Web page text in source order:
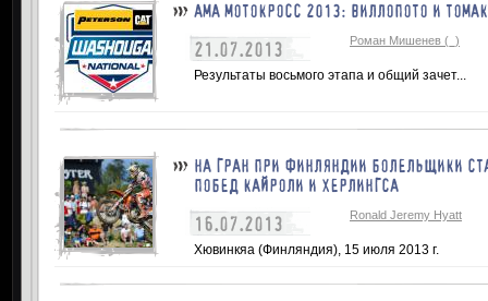
АМА МОТОКРОСС 2013: ВИЛЛОПОТО И ТОМАК
21.07.2013 Роман Мишенев (_)
Результаты восьмого этапа и общий зачет...
НА ГРАН ПРИ ФИНЛЯНДИИ БОЛЕЛЬЩИКИ
ПОБЕД КАЙРОЛИ И ХЕРЛИНГСА
16.07.2013 Ronald Jeremy Hyatt
Хювинкяа (Финляндия), 15 июля 2013 г.